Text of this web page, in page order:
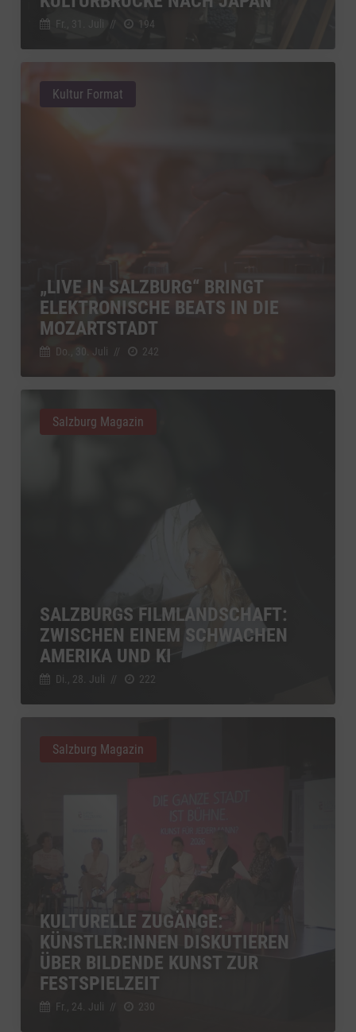
Fr., 31. Juli // 194
„LIVE IN SALZBURG“ BRINGT
ELEKTRONISCHE BEATS IN DIE
MOZARTSTADT
Do., 30. Juli // 242
Kultur Format
SALZBURGS FILMLANDSCHAFT:
ZWISCHEN EINEM SCHWACHEN
AMERIKA UND KI
Di., 28. Juli // 222
Salzburg Magazin
KULTURELLE ZUGÄNGE:
KÜNSTLER:INNEN DISKUTIEREN
ÜBER BILDENDE KUNST ZUR
FESTSPIELZEIT
Fr., 24. Juli // 230
Salzburg Magazin